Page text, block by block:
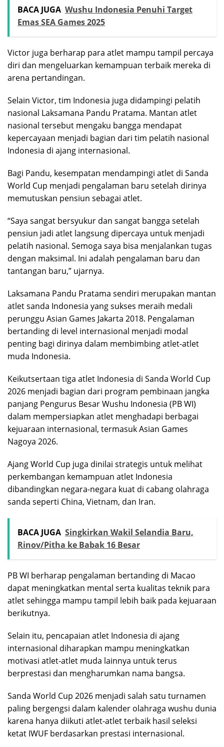
BACA JUGA Wushu Indonesia Penuhi Target
Emas SEA Games 2025
Victor juga berharap para atlet mampu tampil percaya
diri dan mengeluarkan kemampuan terbaik mereka di
arena pertandingan.
Selain Victor, tim Indonesia juga didampingi pelatih
nasional Laksamana Pandu Pratama. Mantan atlet
nasional tersebut mengaku bangga mendapat
kepercayaan menjadi bagian dari tim pelatih nasional
Indonesia di ajang internasional.
Bagi Pandu, kesempatan mendampingi atlet di Sanda
World Cup menjadi pengalaman baru setelah dirinya
memutuskan pensiun sebagai atlet.
“Saya sangat bersyukur dan sangat bangga setelah
pensiun jadi atlet langsung dipercaya untuk menjadi
pelatih nasional. Semoga saya bisa menjalankan tugas
dengan maksimal. Ini adalah pengalaman baru dan
tantangan baru,” ujarnya.
Laksamana Pandu Pratama sendiri merupakan mantan
atlet sanda Indonesia yang sukses meraih medali
perunggu Asian Games Jakarta 2018. Pengalaman
bertanding di level internasional menjadi modal
penting bagi dirinya dalam membimbing atlet-atlet
muda Indonesia.
Keikutsertaan tiga atlet Indonesia di Sanda World Cup
2026 menjadi bagian dari program pembinaan jangka
panjang Pengurus Besar Wushu Indonesia (PB WI)
dalam mempersiapkan atlet menghadapi berbagai
kejuaraan internasional, termasuk Asian Games
Nagoya 2026.
Ajang World Cup juga dinilai strategis untuk melihat
perkembangan kemampuan atlet Indonesia
dibandingkan negara-negara kuat di cabang olahraga
sanda seperti China, Vietnam, dan Iran.
BACA JUGA Singkirkan Wakil Selandia Baru,
Rinov/Pitha ke Babak 16 Besar
PB WI berharap pengalaman bertanding di Macao
dapat meningkatkan mental serta kualitas teknik para
atlet sehingga mampu tampil lebih baik pada kejuaraan
berikutnya.
Selain itu, pencapaian atlet Indonesia di ajang
internasional diharapkan mampu meningkatkan
motivasi atlet-atlet muda lainnya untuk terus
berprestasi dan mengharumkan nama bangsa.
Sanda World Cup 2026 menjadi salah satu turnamen
paling bergengsi dalam kalender olahraga wushu dunia
karena hanya diikuti atlet-atlet terbaik hasil seleksi
ketat IWUF berdasarkan prestasi internasional.